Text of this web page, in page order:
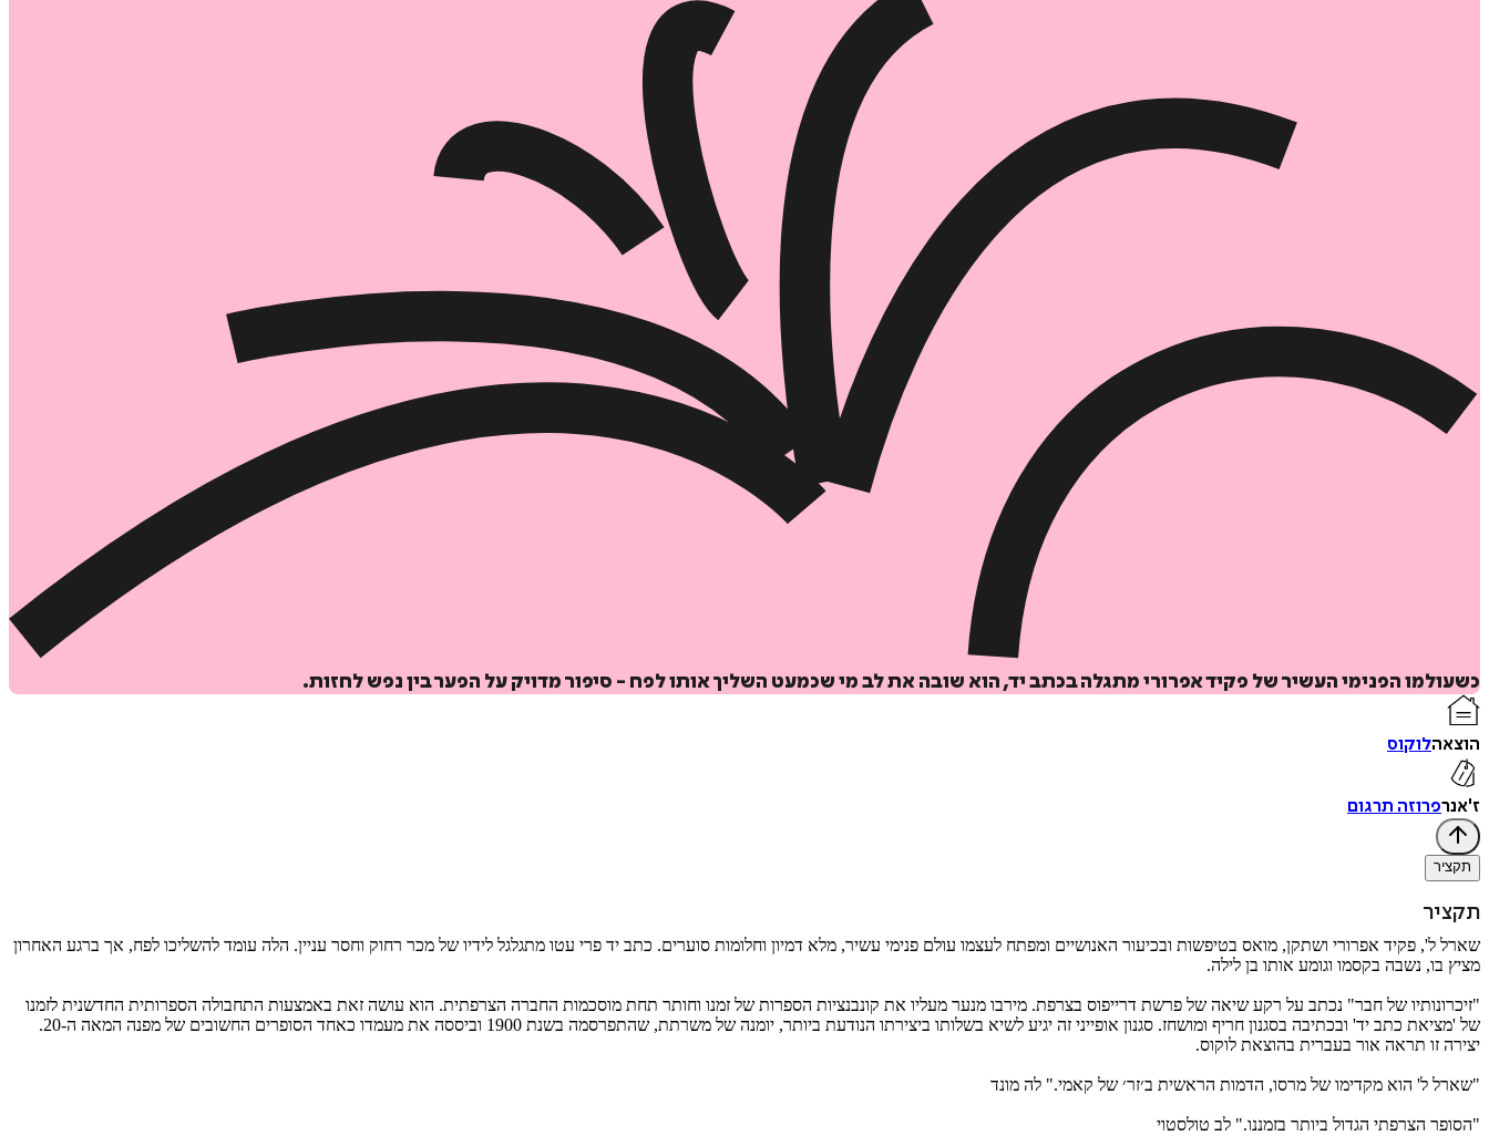
₪32 מחיר קודם: ₪39
₪20
כשעולמו הפנימי העשיר של פקיד אפרורי מתגלה בכתב יד, הוא שובה את לב מי שכמעט השליך אותו לפח - סיפור מדויק על הפער בין נפש לחזות.
הוצאהלוקוס
ז'אנרפרוזה תרגום
תקציר
תקציר
שארל ל', פקיד אפרורי ושתקן, מואס בטיפשות ובכיעור האנושיים ומפתח לעצמו עולם פנימי עשיר, מלא דמיון וחלומות סוערים. כתב יד פרי עטו מתגלגל לידיו של מכר רחוק וחסר עניין. הלה עומד להשליכו לפח, אך ברגע האחרון
מציץ בו, נשבה בקסמו וגומע אותו בן לילה.
"זיכרונותיו של חבר" נכתב על רקע שיאה של פרשת דרייפוס בצרפת. מירבו מנער מעליו את קונבנציות הספרות של זמנו וחותר תחת מוסכמות החברה הצרפתית. הוא עושה זאת באמצעות התחבולה הספרותית החדשנית לזמנו
של 'מציאת כתב יד' ובכתיבה בסגנון חריף ומושחז. סגנון אופייני זה יגיע לשיא בשלותו ביצירתו הנודעת ביותר, יומנה של משרתת, שהתפרסמה בשנת 1900 וביססה את מעמדו כאחד הסופרים החשובים של מפנה המאה ה-20.
יצירה זו תראה אור בעברית בהוצאת לוקוס.
"שארל ל' הוא מקדימו של מרסו, הדמות הראשית ב׳זר׳ של קאמי." לה מונד
"הסופר הצרפתי הגדול ביותר בזמננו." לב טולסטוי